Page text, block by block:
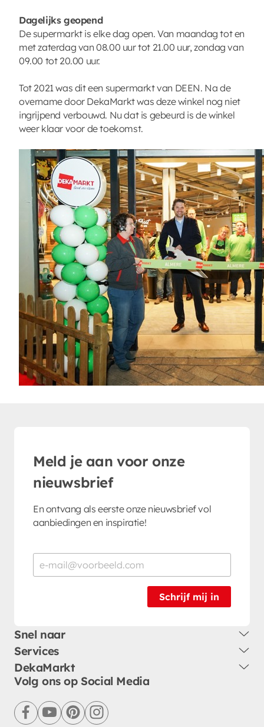
Dagelijks geopend
De supermarkt is elke dag open. Van maandag tot en
met zaterdag van 08.00 uur tot 21.00 uur, zondag van
09.00 tot 20.00 uur.
Tot 2021 was dit een supermarkt van DEEN. Na de
overname door DekaMarkt was deze winkel nog niet
ingrijpend verbouwd. Nu dat is gebeurd is de winkel
weer klaar voor de toekomst.
Meld je aan voor onze
nieuwsbrief
En ontvang als eerste onze nieuwsbrief vol
aanbiedingen en inspiratie!
Schrijf mij in
Snel naar
Services
DekaMarkt
Volg ons op Social Media
facebookyoutubepinterestinstagram